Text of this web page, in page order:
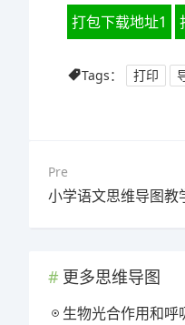
打包下载地址1
Tags： 打印
Pre
小学语文思维导图教
更多思维导图
生物光合作用和